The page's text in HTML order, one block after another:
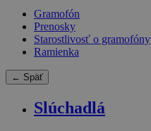
Gramofón
Prenosky
Starostlivosť o gramofóny
Ramienka
← Späť
Slúchadlá